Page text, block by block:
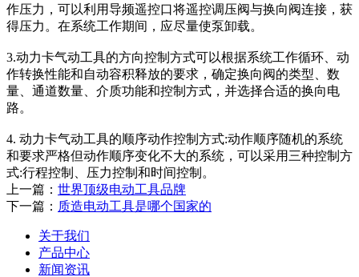
作压力，可以利用导频遥控口将遥控调压阀与换向阀连接，获
得压力。在系统工作期间，应尽量使泵卸载。
3.动力卡气动工具的方向控制方式可以根据系统工作循环、动
作转换性能和自动容积释放的要求，确定换向阀的类型、数
量、通道数量、介质功能和控制方式，并选择合适的换向电
路。
4. 动力卡气动工具的顺序动作控制方式:动作顺序随机的系统
和要求严格但动作顺序变化不大的系统，可以采用三种控制方
式:行程控制、压力控制和时间控制。
上一篇： 世界顶级电动工具品牌
下一篇： 质造电动工具是哪个国家的
关于我们
产品中心
新闻资讯